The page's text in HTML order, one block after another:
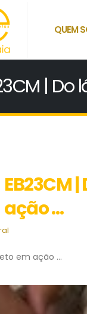
QUEM
|
EB23CM
ação …
em ação …